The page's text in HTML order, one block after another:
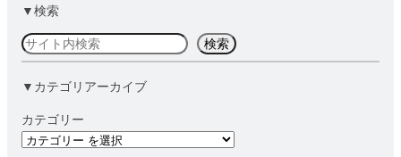
▼検索
検
索
検索
▼カテゴリアーカイブ
カテゴリー